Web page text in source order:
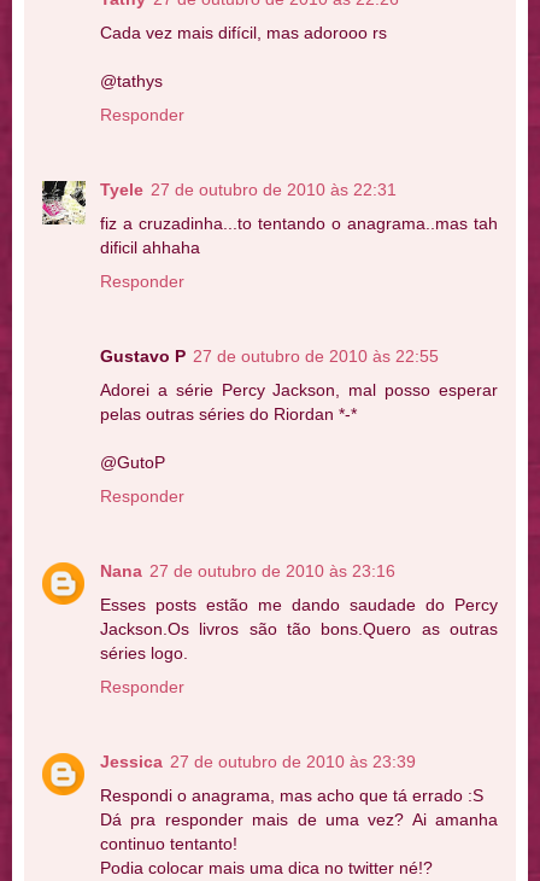
Cada vez mais difícil, mas adorooo rs
@tathys
Responder
Tyele 27 de outubro de 2010 às 22:31
fiz a cruzadinha...to tentando o anagrama..mas tah
dificil ahhaha
Responder
Gustavo P 27 de outubro de 2010 às 22:55
Adorei a série Percy Jackson, mal posso esperar
pelas outras séries do Riordan *-*
@GutoP
Responder
Nana 27 de outubro de 2010 às 23:16
Esses posts estão me dando saudade do Percy
Jackson.Os livros são tão bons.Quero as outras
séries logo.
Responder
Jessica 27 de outubro de 2010 às 23:39
Respondi o anagrama, mas acho que tá errado :S
Dá pra responder mais de uma vez? Ai amanha
continuo tentanto!
Podia colocar mais uma dica no twitter né!?